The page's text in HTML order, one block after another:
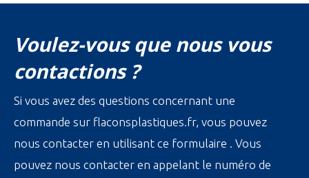
Voulez-vous que nous vous
contactions ?
Si vous avez des questions concernant une
commande sur flaconsplastiques.fr, vous pouvez
nous contacter en utilisant ce formulaire . Vous
pouvez nous contacter en appelant le numéro de